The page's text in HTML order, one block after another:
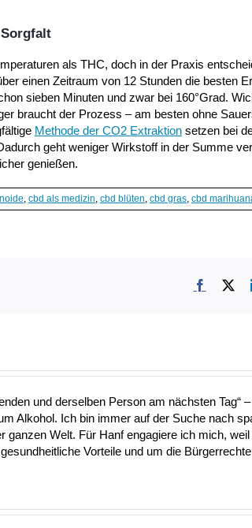
als THC, doch in der Praxis
einen Zeitraum von 12 Stunden die besten
sieben Minuten und zwar bei 160°Grad.
braucht der Prozess – am besten ohne
Methode der CO2 Extraktion setzen bei
geht weniger Wirkstoff in der Summe
genießen.
, cbd als medizin, cbd blüten, cbd gras, cbd
X
und derselben Person am nächsten Tag“
Alkohol. Ich bin immer auf der Suche nach
Welt. Für Hanf engagiere ich mich,
Vorteile und um die